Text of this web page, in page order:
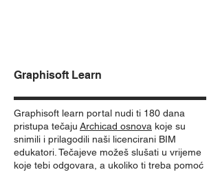
Graphisoft Learn
Graphisoft learn portal nudi ti 180 dana
pristupa tečaju Archicad osnova koje su
snimili i prilagodili naši licencirani BIM
edukatori. Tečajeve možeš slušati u vrijeme
koje tebi odgovara, a ukoliko ti treba pomoć